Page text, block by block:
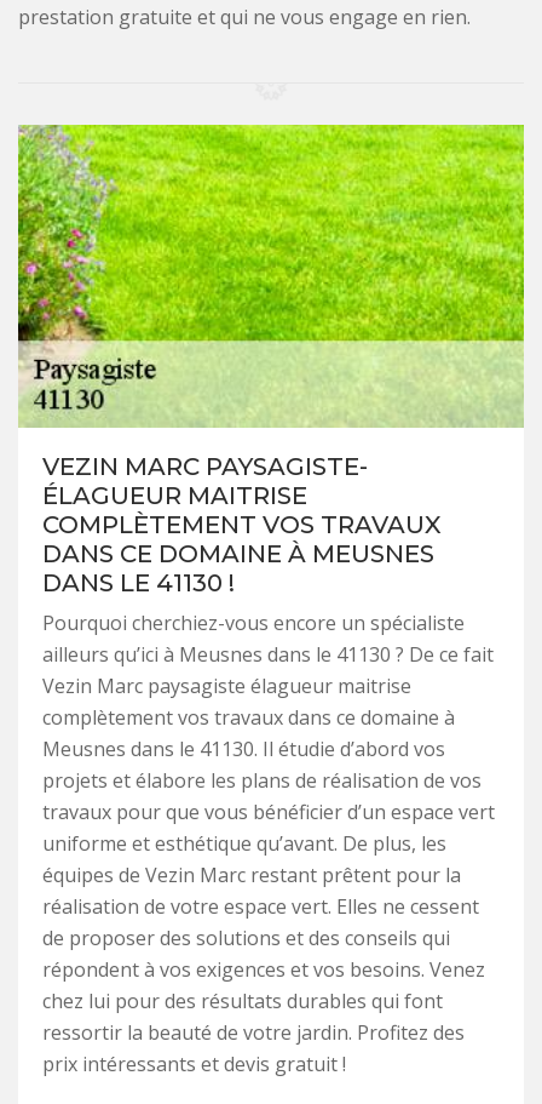
prestation gratuite et qui ne vous engage en rien.
VEZIN MARC PAYSAGISTE-
ÉLAGUEUR MAITRISE
COMPLÈTEMENT VOS TRAVAUX
DANS CE DOMAINE À MEUSNES
DANS LE 41130 !
Pourquoi cherchiez-vous encore un spécialiste
ailleurs qu’ici à Meusnes dans le 41130 ? De ce fait
Vezin Marc paysagiste élagueur maitrise
complètement vos travaux dans ce domaine à
Meusnes dans le 41130. Il étudie d’abord vos
projets et élabore les plans de réalisation de vos
travaux pour que vous bénéficier d’un espace vert
uniforme et esthétique qu’avant. De plus, les
équipes de Vezin Marc restant prêtent pour la
réalisation de votre espace vert. Elles ne cessent
de proposer des solutions et des conseils qui
répondent à vos exigences et vos besoins. Venez
chez lui pour des résultats durables qui font
ressortir la beauté de votre jardin. Profitez des
prix intéressants et devis gratuit !